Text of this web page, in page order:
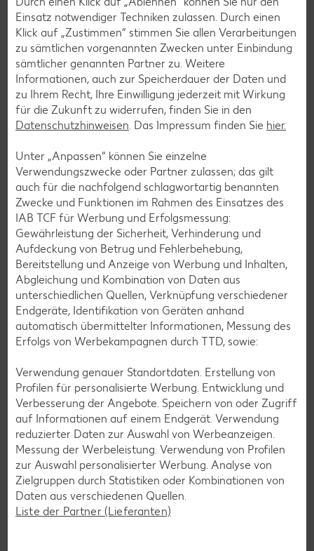
TCHIBO ist deine Adresse für erstklassigen Kaffee,
praktische Alltagsprodukte und spannende, regelmäßig
wechselnde Themenwelten. Lass dich von neuen Ideen und
bewährter Qualität begeistern. Schau doch mal vorbei!
Services
Unsere Serviceleistungen
Kundenversprechen und die Services, die wir anbieten,
siehst du hier auf einen Blick. Verpasse jetzt auch keine
Angebote und Aktionen mehr und lasse dich per
Newsletter oder unsere Messenger-Services immer
topaktuell über Neuigkeiten informieren.
Einsatz notwendiger Techniken zulassen. Durch einen
Klick auf „Zustimmen“ stimmen Sie allen Verarbeitungen
zu sämtlichen vorgenannten Zwecken unter Einbindung
sämtlicher genannten Partner zu. Weitere
Informationen, auch zur Speicherdauer der Daten und
zu Ihrem Recht, Ihre Einwilligung jederzeit mit Wirkung
für die Zukunft zu widerrufen, finden Sie in den
Datenschutzhinweisen. Das Impressum finden Sie hier.
Unter „Anpassen“ können Sie einzelne
Verwendungszwecke oder Partner zulassen; das gilt
auch für die nachfolgend schlagwortartig benannten
Zwecke und Funktionen im Rahmen des Einsatzes des
IAB TCF für Werbung und Erfolgsmessung:
Gewährleistung der Sicherheit, Verhinderung und
Aufdeckung von Betrug und Fehlerbehebung,
Bereitstellung und Anzeige von Werbung und Inhalten,
Abgleichung und Kombination von Daten aus
unterschiedlichen Quellen, Verknüpfung verschiedener
Endgeräte, Identifikation von Geräten anhand
automatisch übermittelter Informationen, Messung des
Erfolgs von Werbekampagnen durch TTD, sowie:
Verwendung genauer Standortdaten. Erstellung von
Profilen für personalisierte Werbung. Entwicklung und
Verbesserung der Angebote. Speichern von oder Zugriff
auf Informationen auf einem Endgerät. Verwendung
reduzierter Daten zur Auswahl von Werbeanzeigen.
Messung der Werbeleistung. Verwendung von Profilen
zur Auswahl personalisierter Werbung. Analyse von
Zielgruppen durch Statistiken oder Kombinationen von
Daten aus verschiedenen Quellen.
Liste der Partner (Lieferanten)